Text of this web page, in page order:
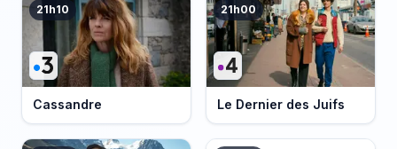
21h10
Cassandre
21h00
Le Dernier des Juifs